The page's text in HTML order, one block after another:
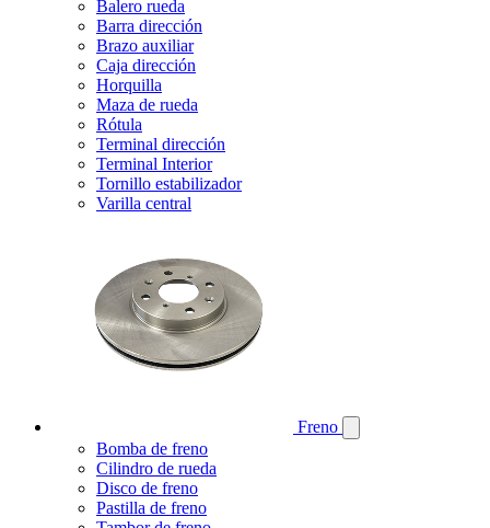
Balero rueda
Barra dirección
Brazo auxiliar
Caja dirección
Horquilla
Maza de rueda
Rótula
Terminal dirección
Terminal Interior
Tornillo estabilizador
Varilla central
Freno
Bomba de freno
Cilindro de rueda
Disco de freno
Pastilla de freno